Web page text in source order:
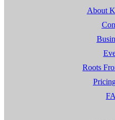
About
Roots